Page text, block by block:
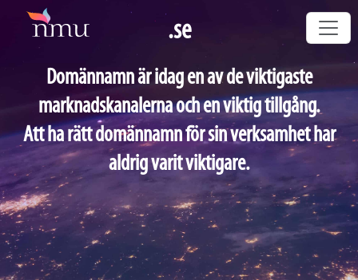
.se
Domännamn är idag en av de viktigaste
marknadskanalerna och en viktig tillgång.
Att ha rätt domännamn för sin verksamhet har
aldrig varit viktigare.